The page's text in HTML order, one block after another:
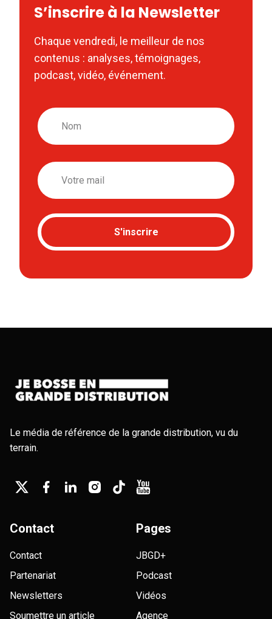
S’inscrire à la Newsletter
Chaque vendredi, le meilleur de nos
contenus : analyses, témoignages,
podcast, vidéo, événement.
Nom
Email
S'inscrire
Le média de référence de la grande distribution, vu du
terrain.
Contact
Contact
Partenariat
Newsletters
Soumettre un article
Pages
JBGD+
Podcast
Vidéos
Agence